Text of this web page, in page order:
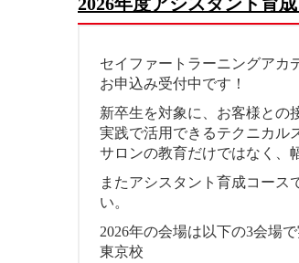
セイファートラーニングアカ
お申込み受付中です！
新卒生を対象に、お客様との
実践で活用できるテクニカル
サロンの教育だけではなく、
またアシスタント育成コース
い。
2026年の会場は以下の3会場で
東京校